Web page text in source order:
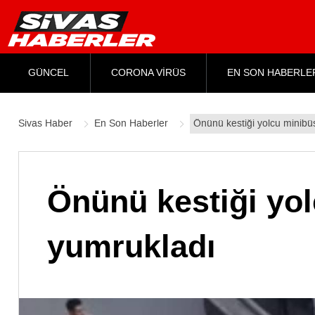
GÜNCEL CORONA VİRÜS EN SON
Sivas Haber En Son Haberler Önünü kestiği yolcu
Önünü kestiği
yumrukladı